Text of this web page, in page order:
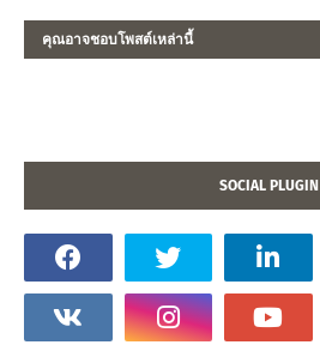
คุณอาจชอบโพสต์เหล่านี้
SOCIAL PLUGIN